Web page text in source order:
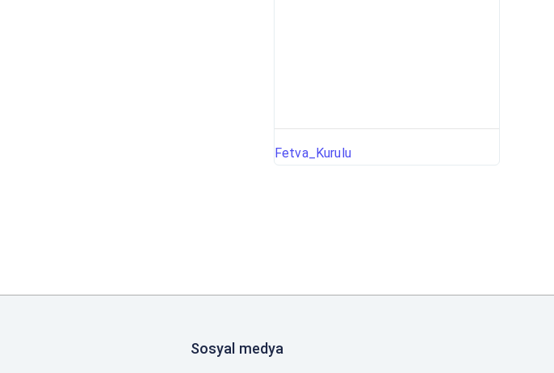
Fetva_Kurulu
Sosyal medya